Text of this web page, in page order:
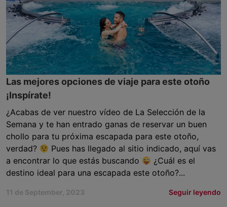
Las mejores opciones de viaje para este otoño
¡Inspírate!
¿Acabas de ver nuestro vídeo de La Selección de la
Semana y te han entrado ganas de reservar un buen
chollo para tu próxima escapada para este otoño,
verdad?
Pues has llegado al sitio indicado, aquí vas
a encontrar lo que estás buscando
¿Cuál es el
destino ideal para una escapada este otoño?...
11 de September, 2023 Seguir leyendo